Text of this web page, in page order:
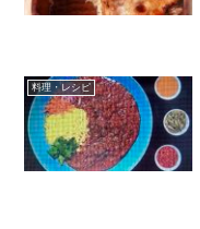
料理・レシピ